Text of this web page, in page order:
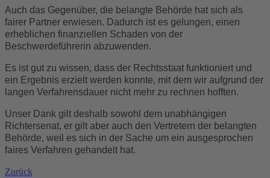
Auch das Gegenüber, die belangte Behörde hat sich als
fairer Partner erwiesen. Dadurch ist es gelungen, einen
erheblichen finanziellen Schaden von der
Beschwerdeführerin abzuwenden.
Es ist gut zu wissen, dass der Rechtsstaat funktioniert und
ein Ergebnis erzielt werden konnte, mit dem wir aufgrund der
langen Verfahrensdauer nicht mehr zu rechnen hofften.
Unser Dank gilt deshalb sowohl dem unabhängigen
Richtersenat, er gilt aber auch den Vertretern der belangten
Behörde, weil es sich in der Sache um ein ausgesprochen
faires Verfahren gehandelt hat.
Zurück